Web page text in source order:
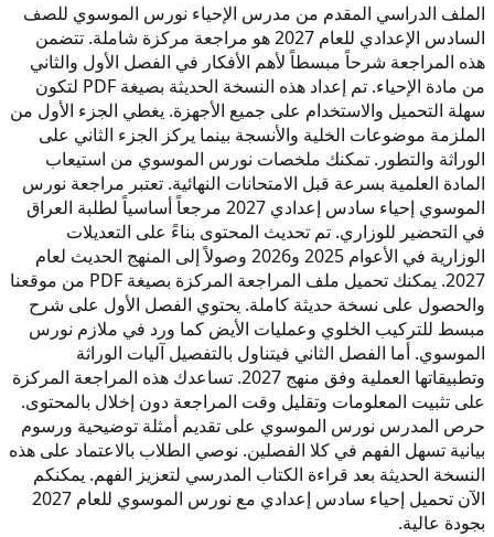
الملف الدراسي المقدم من مدرس الإحياء نورس الموسوي للصف
السادس الإعدادي للعام 2027 هو مراجعة مركزة شاملة. تتضمن
هذه المراجعة شرحاً مبسطاً لأهم الأفكار في الفصل الأول والثاني
من مادة الإحياء. تم إعداد هذه النسخة الحديثة بصيغة PDF لتكون
سهلة التحميل والاستخدام على جميع الأجهزة. يغطي الجزء الأول من
الملزمة موضوعات الخلية والأنسجة بينما يركز الجزء الثاني على
الوراثة والتطور. تمكنك ملخصات نورس الموسوي من استيعاب
المادة العلمية بسرعة قبل الامتحانات النهائية. تعتبر مراجعة نورس
الموسوي إحياء سادس إعدادي 2027 مرجعاً أساسياً لطلبة العراق
في التحضير للوزاري. تم تحديث المحتوى بناءً على التعديلات
الوزارية في الأعوام 2025 و2026 وصولاً إلى المنهج الحديث لعام
2027. يمكنك تحميل ملف المراجعة المركزة بصيغة PDF من موقعنا
والحصول على نسخة حديثة كاملة. يحتوي الفصل الأول على شرح
مبسط للتركيب الخلوي وعمليات الأيض كما ورد في ملازم نورس
الموسوي. أما الفصل الثاني فيتناول بالتفصيل آليات الوراثة
وتطبيقاتها العملية وفق منهج 2027. تساعدك هذه المراجعة المركزة
على تثبيت المعلومات وتقليل وقت المراجعة دون إخلال بالمحتوى.
حرص المدرس نورس الموسوي على تقديم أمثلة توضيحية ورسوم
بيانية تسهل الفهم في كلا الفصلين. نوصي الطلاب بالاعتماد على هذه
النسخة الحديثة بعد قراءة الكتاب المدرسي لتعزيز الفهم. يمكنكم
الآن تحميل إحياء سادس إعدادي مع نورس الموسوي للعام 2027
بجودة عالية.